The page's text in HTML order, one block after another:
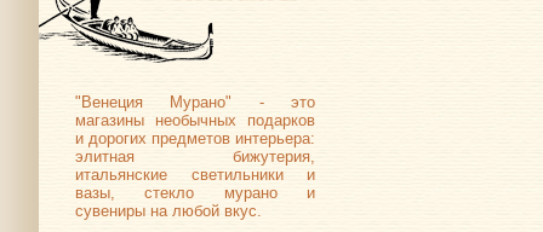
"Венеция Мурано" - это
магазины необычных подарков
и дорогих предметов интерьера:
элитная бижутерия,
итальянские светильники и
вазы, стекло мурано и
сувениры на любой вкус.